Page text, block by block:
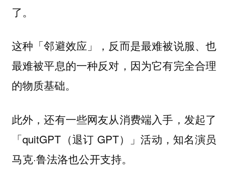
了。
这种「邻避效应」，反而是最难被说服、也
最难被平息的一种反对，因为它有完全合理
的物质基础。
此外，还有一些网友从消费端入手，发起了
「quitGPT（退订 GPT）」活动，知名演员
马克·鲁法洛也公开支持。